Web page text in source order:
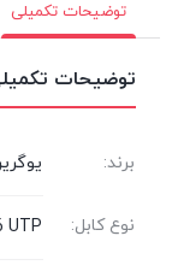
توضیحات تکمیلی
توضیحات
برند:
نوع کابل: UTP